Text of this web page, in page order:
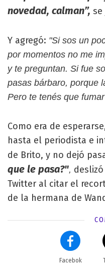
novedad, calman”, se
Y agregó: "Si sos un
por momentos no me
y te preguntan. Si fue
pasas bárbaro, porque
Pero te tenés que
Como era de
hasta el periodista e
de Brito, y no dejó
que le pasa?",
Twitter al citar el
de la hermana de
Facebok